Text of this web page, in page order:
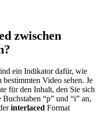
zwischen
ein Indikator dafür, wie
Video sehen. Je
für den Inhalt, den Sie sich
“p” und “i” an,
interlaced Format